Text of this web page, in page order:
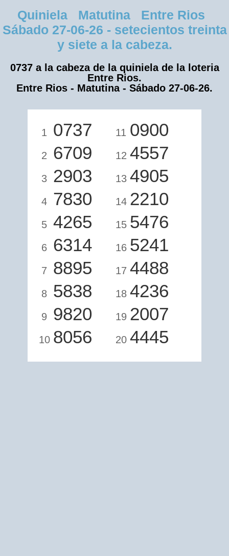
Quiniela Matutina Entre Rios
Sábado 27-06-26 - setecientos treinta
y siete a la cabeza.
0737 a la cabeza de la quiniela de la loteria
Entre Rios.
Entre Rios - Matutina - Sábado 27-06-26.
1 0737
2 6709
3 2903
4 7830
5 4265
6 6314
7 8895
8 5838
9 9820
10 8056
11 0900
12 4557
13 4905
14 2210
15 5476
16 5241
17 4488
18 4236
19 2007
20 4445